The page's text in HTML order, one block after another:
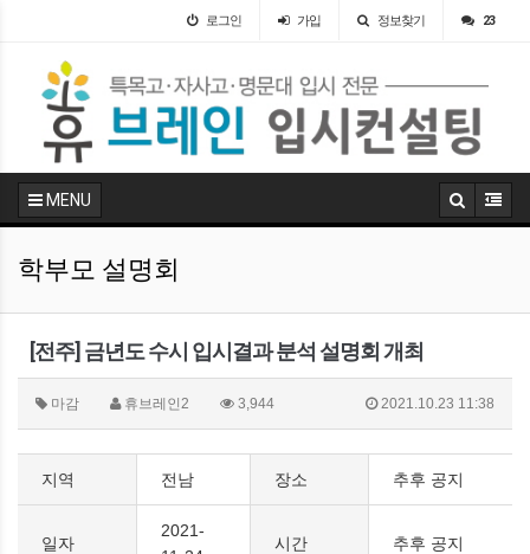
로그인 가입 정보찾기 23
MENU
학부모 설명회
[전주] 금년도 수시 입시결과 분석 설명회 개최
마감 휴브레인2 3,944 2021.10.23 11:38
지역 전남 장소 추후 공지
일자
2021-
시간 추후 공지